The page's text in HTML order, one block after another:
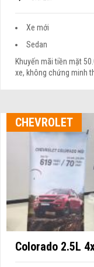
Xe mới
Sedan
Khuyến mãi tiền mặt
xe, không chứng minh
CHEVROLET
Colorado 2.5L